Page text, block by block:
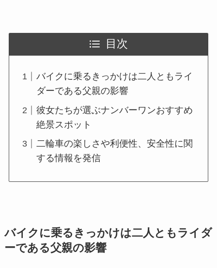
目次
バイクに乗るきっかけは二人ともライ
ダーである父親の影響
彼女たちが選ぶナンバーワンおすすめ
絶景スポット
二輪車の楽しさや利便性、安全性に関
する情報を発信
バイクに乗るきっかけは二人ともライダ
ーである父親の影響